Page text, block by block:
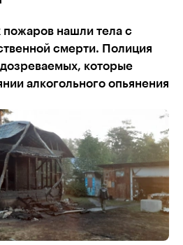
пожаров нашли тела с
смерти. Полиция
которые
алкогольного опьянения